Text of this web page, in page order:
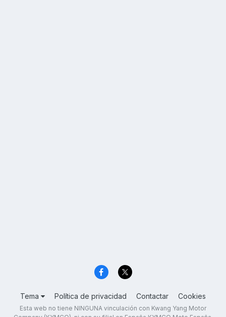
Tema Política de privacidad Contactar Cookies
Esta web no tiene NINGUNA vinculación con Kwang Yang Motor